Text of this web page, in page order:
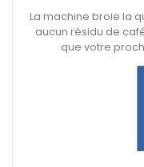
La machine broie la
aucun résidu de
que votre